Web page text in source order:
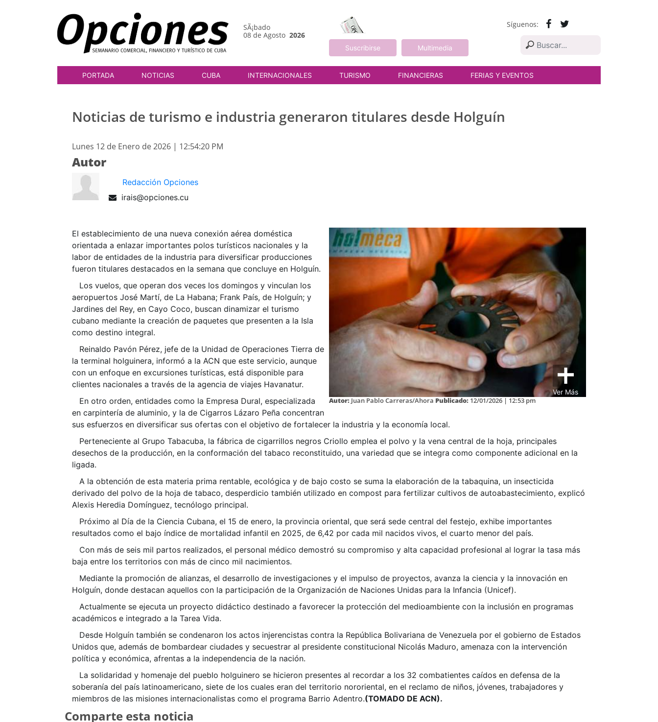
SÃ¡bado
08 de Agosto 2026
Suscribirse Multimedia
Síguenos:
PORTADA NOTICIAS CUBA INTERNACIONALES TURISMO FINANCIERAS FERIAS Y EVENTOS
Noticias de turismo e industria generaron titulares desde Holguín
Lunes 12 de Enero de 2026 | 12:54:20 PM
Autor
Redacción Opciones
irais@opciones.cu
Ver Más
Autor: Juan Pablo Carreras/Ahora Publicado: 12/01/2026 | 12:53 pm
El establecimiento de una nueva conexión aérea doméstica
orientada a enlazar importantes polos turísticos nacionales y la
labor de entidades de la industria para diversificar producciones
fueron titulares destacados en la semana que concluye en Holguín.
Los vuelos, que operan dos veces los domingos y vinculan los
aeropuertos José Martí, de La Habana; Frank País, de Holguín; y
Jardines del Rey, en Cayo Coco, buscan dinamizar el turismo
cubano mediante la creación de paquetes que presenten a la Isla
como destino integral.
Reinaldo Pavón Pérez, jefe de la Unidad de Operaciones Tierra de
la terminal holguinera, informó a la ACN que este servicio, aunque
con un enfoque en excursiones turísticas, está disponible para
clientes nacionales a través de la agencia de viajes Havanatur.
En otro orden, entidades como la Empresa Dural, especializada
en carpintería de aluminio, y la de Cigarros Lázaro Peña concentran
sus esfuerzos en diversificar sus ofertas con el objetivo de fortalecer la industria y la economía local.
Perteneciente al Grupo Tabacuba, la fábrica de cigarrillos negros Criollo emplea el polvo y la vena central de la hoja, principales
desechos de la producción, en la conformación del tabaco reconstituido, una variedad que se integra como componente adicional en la
ligada.
A la obtención de esta materia prima rentable, ecológica y de bajo costo se suma la elaboración de la tabaquina, un insecticida
derivado del polvo de la hoja de tabaco, desperdicio también utilizado en compost para fertilizar cultivos de autoabastecimiento, explicó
Alexis Heredia Domínguez, tecnólogo principal.
Próximo al Día de la Ciencia Cubana, el 15 de enero, la provincia oriental, que será sede central del festejo, exhibe importantes
resultados como el bajo índice de mortalidad infantil en 2025, de 6,42 por cada mil nacidos vivos, el cuarto menor del país.
Con más de seis mil partos realizados, el personal médico demostró su compromiso y alta capacidad profesional al lograr la tasa más
baja entre los territorios con más de cinco mil nacimientos.
Mediante la promoción de alianzas, el desarrollo de investigaciones y el impulso de proyectos, avanza la ciencia y la innovación en
Holguín, donde destacan aquellos con la participación de la Organización de Naciones Unidas para la Infancia (Unicef).
Actualmente se ejecuta un proyecto didáctico destinado a favorecer la protección del medioambiente con la inclusión en programas
académicos e integrado a la Tarea Vida.
Desde Holguín también se condenaron los actos injerencistas contra la República Bolivariana de Venezuela por el gobierno de Estados
Unidos que, además de bombardear ciudades y secuestrar al presidente constitucional Nicolás Maduro, amenaza con la intervención
política y económica, afrentas a la independencia de la nación.
La solidaridad y homenaje del pueblo holguinero se hicieron presentes al recordar a los 32 combatientes caídos en defensa de la
soberanía del país latinoamericano, siete de los cuales eran del territorio nororiental, en el reclamo de niños, jóvenes, trabajadores y
miembros de las misiones internacionalistas como el programa Barrio Adentro.(TOMADO DE ACN).
Comparte esta noticia